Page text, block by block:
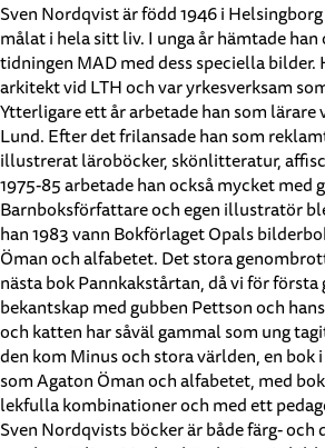
Sven Nordqvist är född 1946 i
målat i hela sitt liv. I unga år hämtade
tidningen MAD med dess speciella
arkitekt vid LTH och var yrkesverksam
Ytterligare ett år arbetade han som
Lund. Efter det frilansade han som
illustrerat läroböcker, skönlitteratur,
1975-85 arbetade han också mycket med
Barnboksförfattare och egen illustratör
han 1983 vann Bokförlaget Opals
Öman och alfabetet. Det stora
nästa bok Pannkakstårtan, då vi för
bekantskap med gubben Pettson och
och katten har såväl gammal som ung
den kom Minus och stora världen, en bok
som Agaton Öman och alfabetet, med
lekfulla kombinationer och med ett
Sven Nordqvists böcker är både färg-